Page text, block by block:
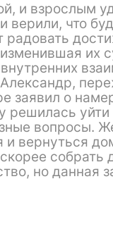
и взрослым
верили, что
радовать
их
заявил о
решилась
вопросы.
и вернуться
собрать
но данная